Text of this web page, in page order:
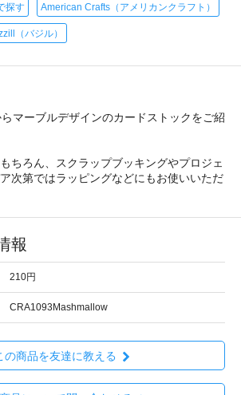
探す American Crafts（アメリカンクラフト）
（バジル）
マーブルデザインのカードストックをご紹
ちろん、スクラップブッキングやプロジェ
次第ではラッピングなどにもお使いいただ
報
210円
CRA1093Mashmallow
の商品を友達に教える